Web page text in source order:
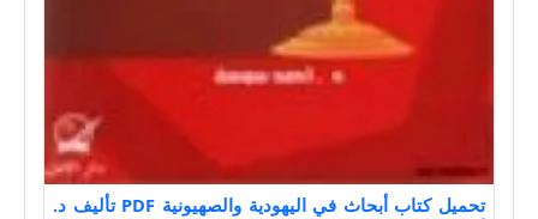
تحميل كتاب أبحاث في اليهودية والصهيونية PDF تأليف د.